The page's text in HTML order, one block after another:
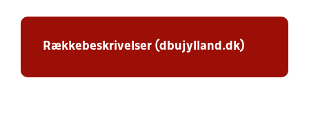
Rækkebeskrivelser (dbujylland.dk)